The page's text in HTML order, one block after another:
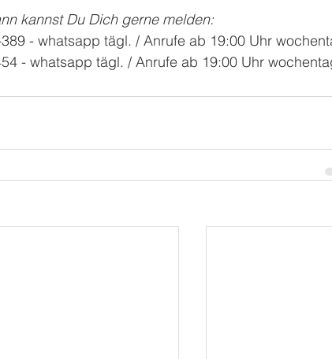
kannst Du Dich gerne melden:
- whatsapp tägl. / Anrufe ab 19:00 Uhr
- whatsapp tägl. / Anrufe ab 19:00 Uhr